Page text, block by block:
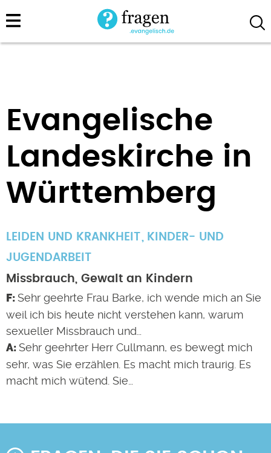
Direkt
zum
Evangelische
Landeskirche in
Württemberg
LEIDEN UND KRANKHEIT
KINDER- UND
JUGENDARBEIT
Missbrauch, Gewalt an Kindern
Sehr geehrte Frau Barke, ich wende mich an Sie
weil ich bis heute nicht verstehen kann, warum
sexueller Missbrauch und…
Sehr geehrter Herr Cullmann, es bewegt mich
sehr, was Sie erzählen. Es macht mich traurig. Es
macht mich wütend. Sie…